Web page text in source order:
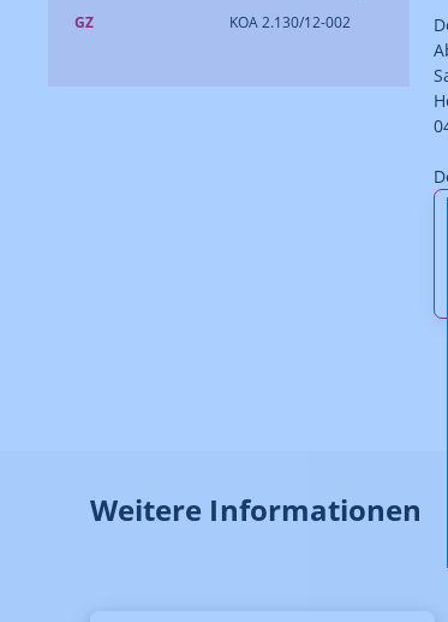
GZ
KOA 2.130/12-002
Weitere Informationen